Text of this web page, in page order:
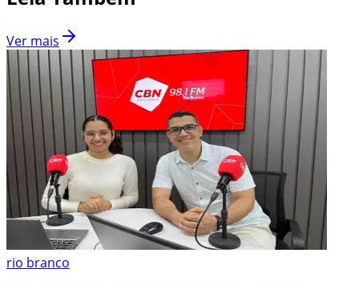
Ver mais
rio branco